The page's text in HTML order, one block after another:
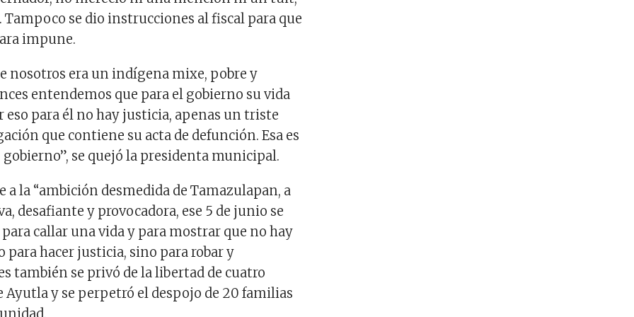
se dio instrucciones al fiscal para que
impune.
nosotros era un indígena mixe, pobre y
entendemos que para el gobierno su vida
eso para él no hay justicia, apenas un triste
que contiene su acta de defunción. Esa es
se quejó la presidenta municipal.
a la “ambición desmedida de Tamazulapan, a
desafiante y provocadora, ese 5 de junio se
callar una vida y para mostrar que no hay
para hacer justicia, sino para robar y
también se privó de la libertad de cuatro
Ayutla y se perpetró el despojo de 20 familias